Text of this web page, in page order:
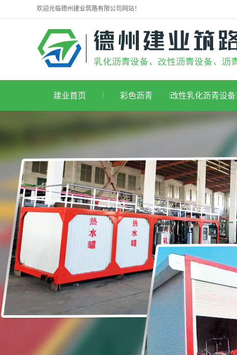
欢迎光临德州建业筑路有限公司网站！
建业首页 彩色沥青 改性乳化沥青设备